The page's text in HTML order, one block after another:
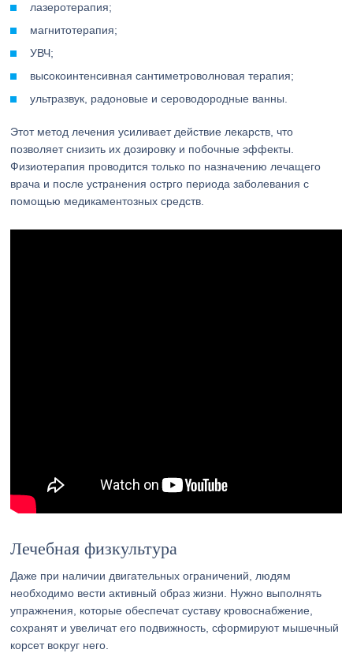
лазеротерапия;
магнитотерапия;
УВЧ;
высокоинтенсивная сантиметроволновая терапия;
ультразвук, радоновые и сероводородные ванны.
Этот метод лечения усиливает действие лекарств, что
позволяет снизить их дозировку и побочные эффекты.
Физиотерапия проводится только по назначению лечащего
врача и после устранения острго периода заболевания с
помощью медикаментозных средств.
Лечебная физкультура
Даже при наличии двигательных ограничений, людям
необходимо вести активный образ жизни. Нужно выполнять
упражнения, которые обеспечат суставу кровоснабжение,
сохранят и увеличат его подвижность, сформируют мышечный
корсет вокруг него.